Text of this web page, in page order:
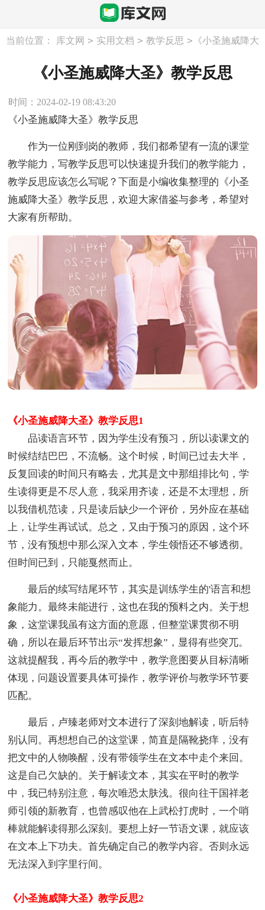
当前位置： 库文网 > 实用文档 > 教学反思 > 《小圣施威降大
圣》教学反思《小圣施威降大圣》教学反思
时间：2024-02-19 08:43:20
《小圣施威降大圣》教学反思
作为一位刚到岗的教师，我们都希望有一流的课堂
教学能力，写教学反思可以快速提升我们的教学能力，
教学反思应该怎么写呢？下面是小编收集整理的《小圣
施威降大圣》教学反思，欢迎大家借鉴与参考，希望对
大家有所帮助。
《小圣施威降大圣》教学反思1
品读语言环节，因为学生没有预习，所以读课文的
时候结结巴巴，不流畅。这个时候，时间已过去大半，
反复回读的时间只有略去，尤其是文中那组排比句，学
生读得更是不尽人意，我采用齐读，还是不太理想，所
以我借机范读，只是读后缺少一个评价，另外应在基础
上，让学生再试试。总之，又由于预习的原因，这个环
节，没有预想中那么深入文本，学生领悟还不够透彻。
但时间已到，只能戛然而止。
最后的续写结尾环节，其实是训练学生的'语言和想
象能力。最终未能进行，这也在我的预料之内。关于想
象，这堂课我虽有这方面的意愿，但整堂课贯彻不明
确，所以在最后环节出示“发挥想象”，显得有些突兀。
这就提醒我，再今后的教学中，教学意图要从目标清晰
体现，问题设置要具体可操作，教学评价与教学环节要
匹配。
最后，卢臻老师对文本进行了深刻地解读，听后特
别认同。再想想自己的这堂课，简直是隔靴挠痒，没有
把文中的人物唤醒，没有带领学生在文本中走个来回。
这是自己欠缺的。关于解读文本，其实在平时的教学
中，我已特别注意，每次唯恐太肤浅。很向往干国祥老
师引领的新教育，也曾感叹他在上武松打虎时，一个哨
棒就能解读得那么深刻。要想上好一节语文课，就应该
在文本上下功夫。首先确定自己的教学内容。否则永远
无法深入到字里行间。
《小圣施威降大圣》教学反思2